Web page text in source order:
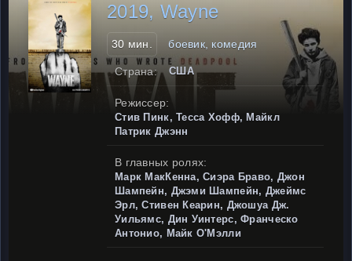
2019, Wayne
30 мин. боевик, комедия
Страна: США
Режиссер:
Стив Пинк, Тесса Хофф, Майкл
Патрик Джэнн
В главных ролях:
Марк МакКенна, Сиэра Браво, Джон
Шампейн, Джэми Шампейн, Джеймс
Эрл, Стивен Кеарин, Джошуа Дж.
Уильямс, Дин Уинтерс, Франческо
Антонио, Майк О'Мэлли